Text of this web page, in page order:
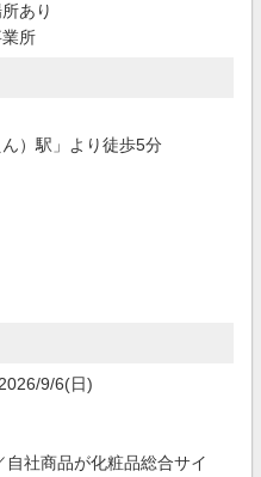
あり
所
）駅」より徒歩5分
9/6(日)
社商品が化粧品総合サイ